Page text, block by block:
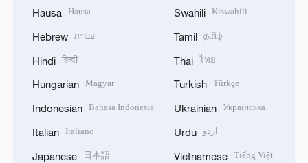
Hausa Hausa
Hebrew עברית
Hindi हिन्दी
Hungarian Magyar
Indonesian Bahasa Indonesia
Italian Italiano
Japanese 日本語
Swahili Kiswahili
Tamil தமிழ்
Thai ไทย
Turkish Türkçe
Ukrainian Українська
Urdu اردو
Vietnamese Tiếng Việt